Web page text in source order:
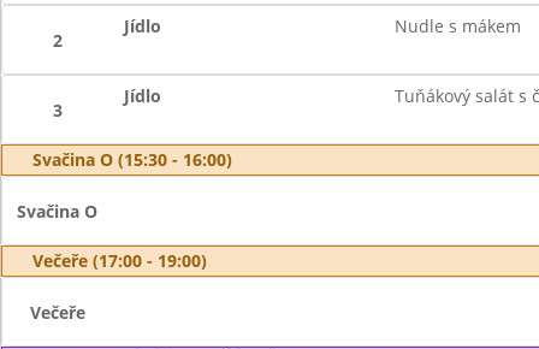
2
Jídlo Nudle s mákem
3
Jídlo Tuňákový salát s
Svačina O (15:30 - 16:00)
Svačina O
Večeře (17:00 - 19:00)
Večeře